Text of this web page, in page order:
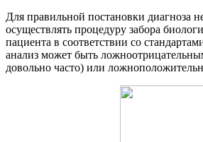
Для правильной постановки диагноза
осуществлять процедуру забора
пациента в соответствии со
анализ может быть
довольно часто) или